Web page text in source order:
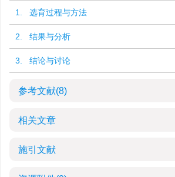
1. 选育过程与方法
2. 结果与分析
3. 结论与讨论
参考文献(8)
相关文章
施引文献